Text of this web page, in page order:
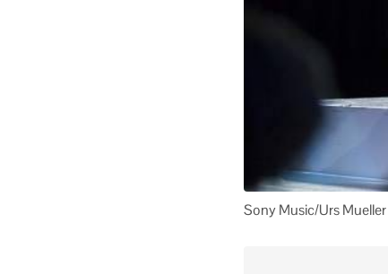
Sony Music/Urs Mueller